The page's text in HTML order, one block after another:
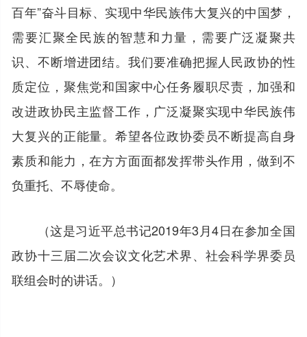
百年”奋斗目标、实现中华民族伟大复兴的中国梦，
需要汇聚全民族的智慧和力量，需要广泛凝聚共
识、不断增进团结。我们要准确把握人民政协的性
质定位，聚焦党和国家中心任务履职尽责，加强和
改进政协民主监督工作，广泛凝聚实现中华民族伟
大复兴的正能量。希望各位政协委员不断提高自身
素质和能力，在方方面面都发挥带头作用，做到不
负重托、不辱使命。
（这是习近平总书记2019年3月4日在参加全国
政协十三届二次会议文化艺术界、社会科学界委员
联组会时的讲话。）